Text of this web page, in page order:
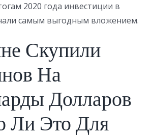
2020 года инвестиции в
самым выгодным вложением.
Скупили
На
Долларов
Ли Это Для